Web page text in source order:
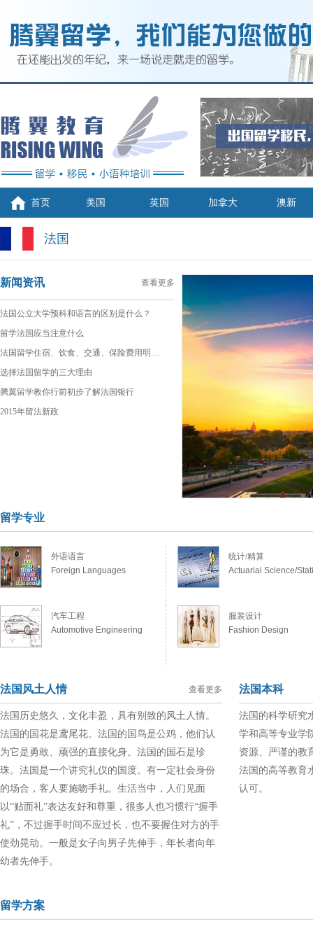
首页 美国 英国 加拿大 澳新
法国
新闻资讯 查看更多
法国公立大学预科和语言的区别是什么？
留学法国应当注意什么
法国留学住宿、饮食、交通、保险费用明…
选择法国留学的三大理由
腾翼留学教你行前初步了解法国银行
2015年留法新政
留学专业
外语语言
Foreign Languages
统计/精算
Actuarial Science/
汽车工程
Automotive Engineering
服装设计
Fashion Design
法国风土人情 查看更多
法国历史悠久，文化丰盈，具有别致的风土人情。
法国的国花是鸢尾花。法国的国鸟是公鸡，他们认
为它是勇敢、顽强的直接化身。法国的国石是珍
珠。法国是一个讲究礼仪的国度。有一定社会身份
的场合，客人要施吻手礼。生活当中，人们见面
以“贴面礼”表达友好和尊重，很多人也习惯行“握手
礼”，不过握手时间不应过长，也不要握住对方的手
使劲晃动。一般是女子向男子先伸手，年长者向年
幼者先伸手。
法国本科
法国的科学研究
学和高等专业学
资源、严谨的教
法国的高等教育
认可。
留学方案